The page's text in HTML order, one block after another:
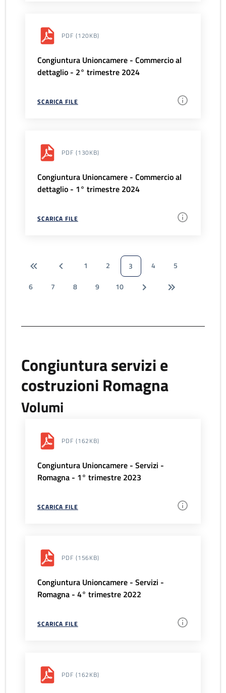
PDF (120KB)
Congiuntura Unioncamere - Commercio al
dettaglio - 2° trimestre 2024
SCARICA FILE
PDF (130KB)
Congiuntura Unioncamere - Commercio al
dettaglio - 1° trimestre 2024
SCARICA FILE
1 2 3 4
5
6
7 8 9 10
Congiuntura servizi e
costruzioni Romagna
Volumi
PDF (162KB)
Congiuntura Unioncamere - Servizi -
Romagna - 1° trimestre 2023
SCARICA FILE
PDF (156KB)
Congiuntura Unioncamere - Servizi -
Romagna - 4° trimestre 2022
SCARICA FILE
PDF (162KB)